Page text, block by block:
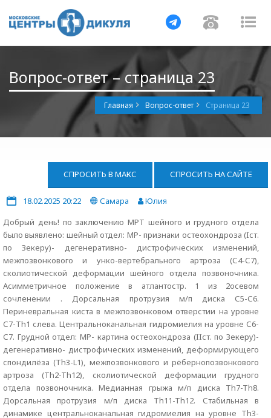
Навигация
Вопрос-ответ – страница 23
Главная Вопрос-ответ Страница 23
СПРОСИТЬ В МАКС СПРОСИТЬ НА САЙТЕ
18.02.2025 20:22 Самара
Юлия
Добрый день! по заключению МРТ шейного и грудного отдела
было выявлено: шейный отдел: МР- признаки остеохондроза (Iст.
по Зекеру)- дегенеративно- дистрофических изменений,
межпозвонкового и унко-вертебрального артроза (С4-С7),
сколиотической деформации шейного отдела позвоночника.
Асимметричное положение в атлантостр. 1 из 2осевом
сочленении . Дорсальная протрузия м/п диска С5-С6.
Периневральная киста в межпозвонковом отверстии на уровне
С7-Th1 слева. Центральноканальная гидромиелия на уровне С6-
С7. Грудной отдел: МР- картина остеохондроза (IIст. по Зекеру)-
дегенеративно- дистрофических изменений, деформирующего
спондилёза (Th3-L1), межпозвонкового и рёбернопозвонкового
артроза (Th2-Th12), сколиотической деформации грудного
отдела позвоночника. Медианная грыжа м/п диска Th7-Th8.
Дорсальная протрузия м/п диска Th11-Th12. Стабильная в
динамике центральноканальная гидромиелия на уровне Th3-